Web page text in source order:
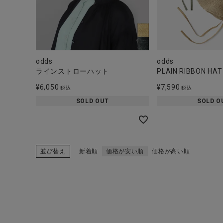
odds
ラインストローハット
¥6,050 税込
SOLD OUT
odds
PLAIN RIBBON HAT
¥7,590 税込
SOLD
並び替え 新着順 価格が安い順 価格が高い順